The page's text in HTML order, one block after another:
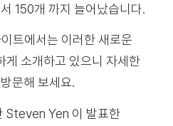
150개 까지 늘어났습니다.
트에서는 이러한 새로운
게 소개하고 있으니 자세한
문해 보세요.
Steven Yen 이 발표한